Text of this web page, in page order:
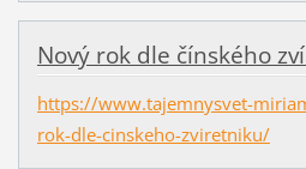
Nový rok dle čínského
https://www.tajemnysvet-
rok-dle-cinskeho-zviretniku/